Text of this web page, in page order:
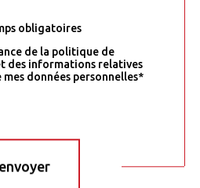
obligatoires
de la politique de
des informations relatives
données personnelles*
envoyer